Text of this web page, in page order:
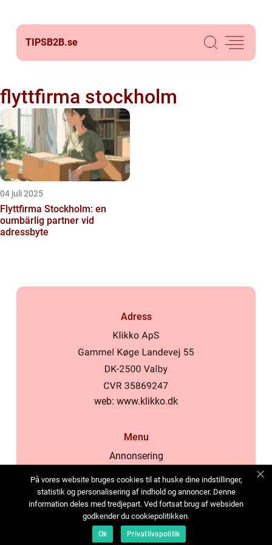
TIPSB2B.se
flyttfirma stockholm
04 juli 2025
Flyttfirma Stockholm: en
oumbärlig partner vid
adressbyte
Adress
web: www.klikko.dk
Menu
Annonsering
Cookies
Kontakta oss
Sitemap
På vores website bruges cookies til at huske dine indstillinger,
statistik og personalisering af indhold og annoncer. Denne
information deles med tredjepart. Ved fortsat brug af websiden
godkender du cookiepolitikken.
Ok Privatlivspolitik